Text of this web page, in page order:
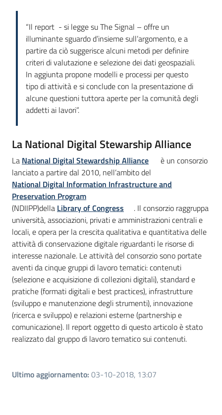
“Il report - si legge su The Signal – offre un
illuminante sguardo d’insieme sull’argomento, e a
partire da ciò suggerisce alcuni metodi per definire
criteri di valutazione e selezione dei dati geospaziali.
In aggiunta propone modelli e processi per questo
tipo di attività e si conclude con la presentazione di
alcune questioni tuttora aperte per la comunità degli
addetti ai lavori”.
La National Digital Stewarship Alliance
La National Digital Stewardship Alliance
è un consorzio
lanciato a partire dal 2010, nell’ambito del
National Digital Information Infrastructure and
Preservation Program
(NDIIPP)della Library of Congress
. Il consorzio raggruppa
università, associazioni, privati e amministrazioni centrali e
locali, e opera per la crescita qualitativa e quantitativa delle
attività di conservazione digitale riguardanti le risorse di
interesse nazionale. Le attività del consorzio sono portate
aventi da cinque gruppi di lavoro tematici: contenuti
(selezione e acquisizione di collezioni digitali), standard e
pratiche (formati digitali e best practices), infrastrutture
(sviluppo e manutenzione degli strumenti), innovazione
(ricerca e sviluppo) e relazioni esterne (partnership e
comunicazione). Il report oggetto di questo articolo è stato
realizzato dal gruppo di lavoro tematico sui contenuti.
Ultimo aggiornamento: 03-10-2018, 13:07